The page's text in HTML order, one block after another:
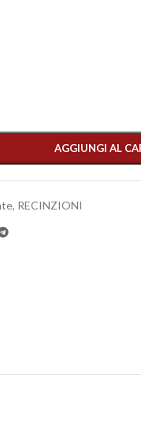
AGGIUNGI AL
, RECINZIONI